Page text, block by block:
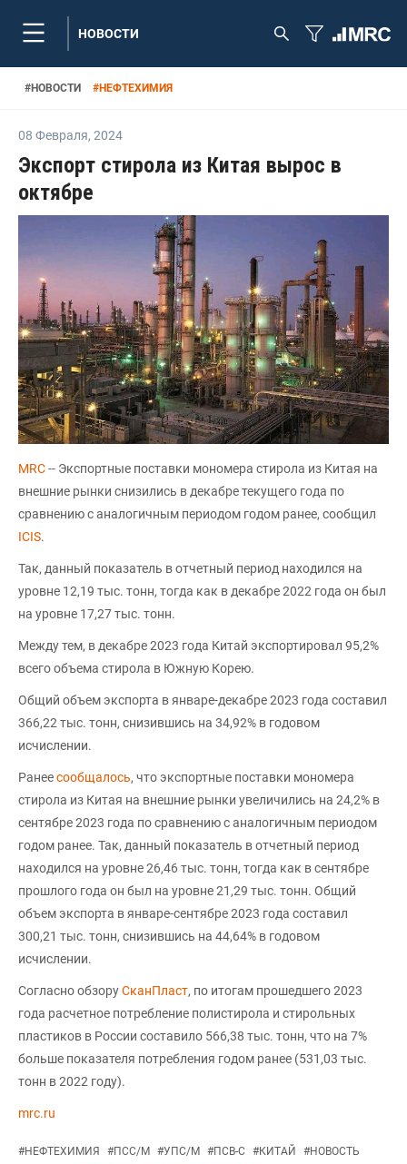
НОВОСТИ
#НОВОСТИ #НЕФТЕХИМИЯ
08 Февраля, 2024
Экспорт стирола из Китая вырос в
октябре
MRC-- Экспортные поставки мономера стирола из Китая на
внешние рынки снизились в декабре текущего года по
сравнению с аналогичным периодом годом ранее, сообщил
ICIS.
Так, данный показатель в отчетный период находился на
уровне 12,19 тыс. тонн, тогда как в декабре 2022 года он был
на уровне 17,27 тыс. тонн.
Между тем, в декабре 2023 года Китай экспортировал 95,2%
всего объема стирола в Южную Корею.
Общий объем экспорта в январе-декабре 2023 года составил
366,22 тыс. тонн, снизившись на 34,92% в годовом
исчислении.
Ранеесообщалось, что экспортные поставки мономера
стирола из Китая на внешние рынки увеличились на 24,2% в
сентябре 2023 года по сравнению с аналогичным периодом
годом ранее. Так, данный показатель в отчетный период
находился на уровне 26,46 тыс. тонн, тогда как в сентябре
прошлого года он был на уровне 21,29 тыс. тонн. Общий
объем экспорта в январе-сентябре 2023 года составил
300,21 тыс. тонн, снизившись на 44,64% в годовом
исчислении.
Согласно обзоруСканПласт, по итогам прошедшего 2023
года расчетное потребление полистирола и стирольных
пластиков в России составило 566,38 тыс. тонн, что на 7%
больше показателя потребления годом ранее (531,03 тыс.
тонн в 2022 году).
mrc.ru
#НЕФТЕХИМИЯ #ПСС/М #УПС/М #ПСВ-С #КИТАЙ #НОВОСТЬ